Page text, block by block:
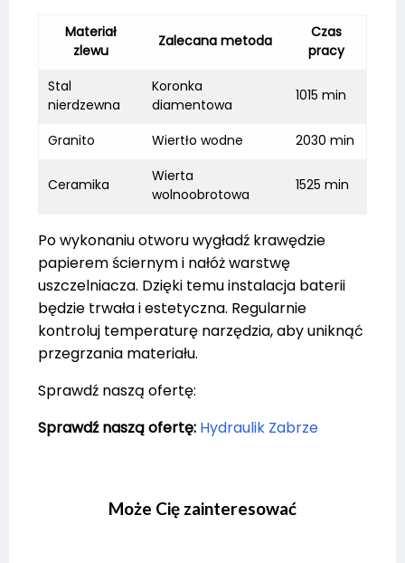
Materiał
zlewu
Zalecana metoda
Czas
pracy
Stal
nierdzewna
Koronka
diamentowa
1015 min
Granito Wiertło wodne 2030 min
Ceramika
Wierta
wolnoobrotowa
1525 min
Po wykonaniu otworu wygładź krawędzie
papierem ściernym i nałóż warstwę
uszczelniacza. Dzięki temu instalacja baterii
będzie trwała i estetyczna. Regularnie
kontroluj temperaturę narzędzia, aby uniknąć
przegrzania materiału.
Sprawdź naszą ofertę:
Sprawdź naszą ofertę: Hydraulik Zabrze
Może Cię zainteresować